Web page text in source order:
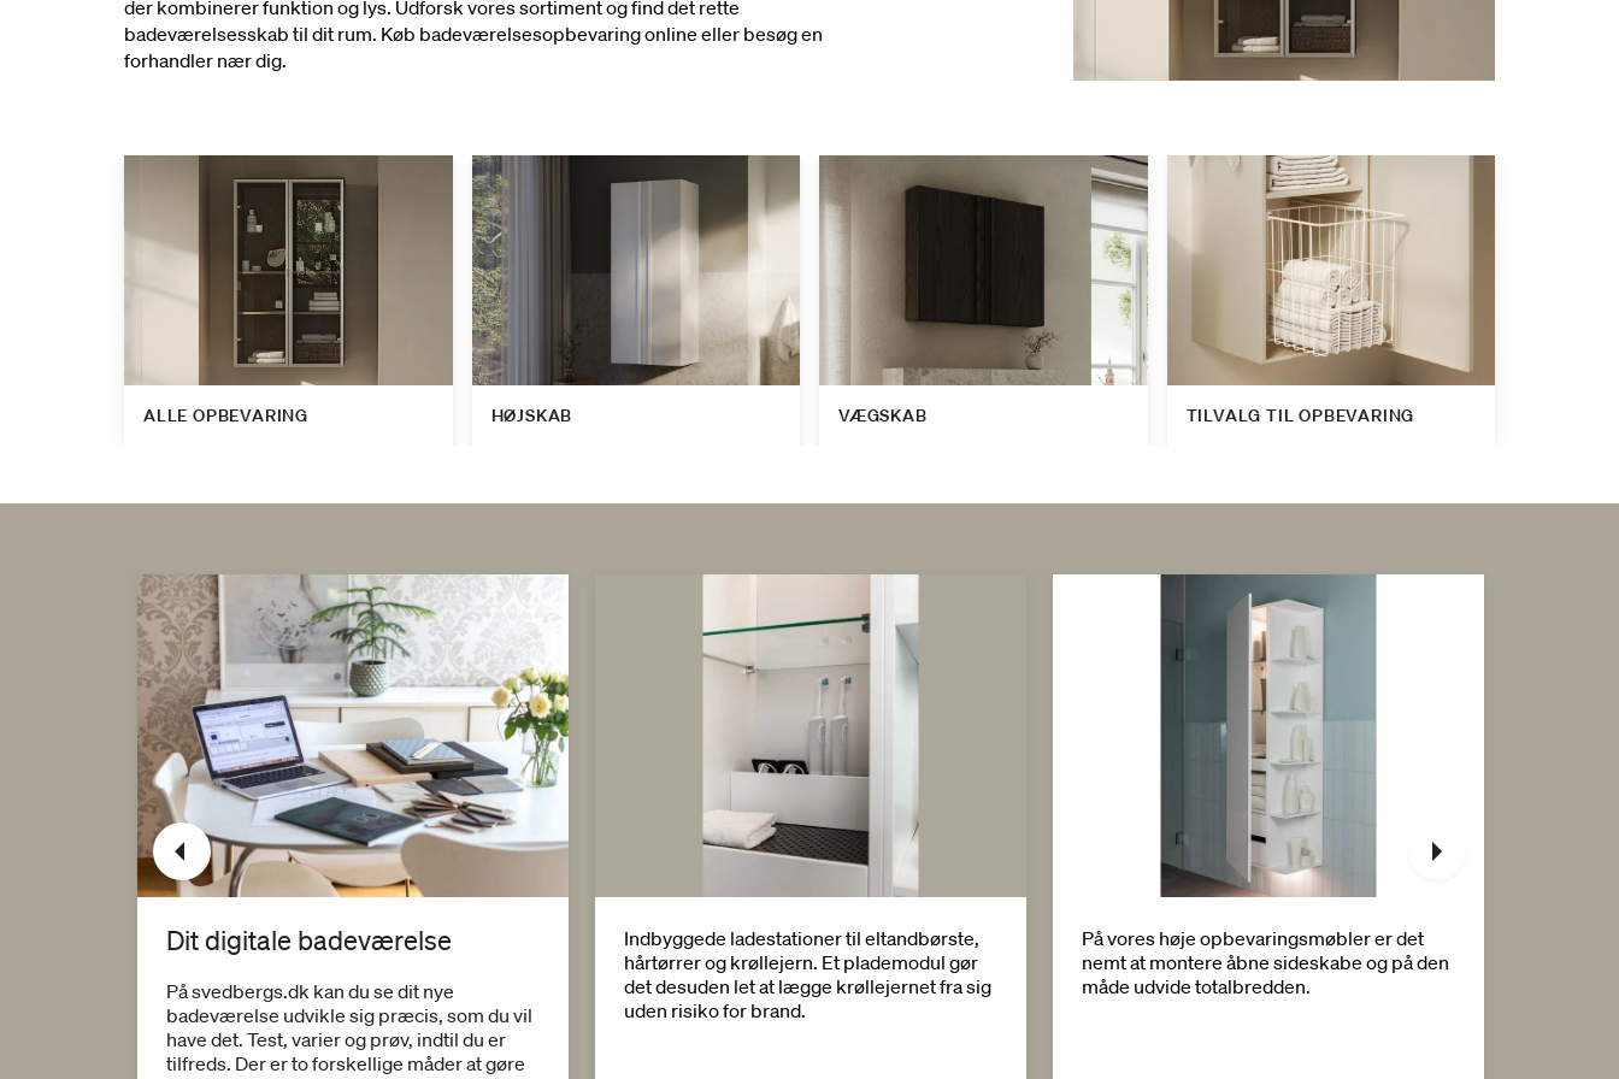
der kombinerer funktion og lys. Udforsk vores sortiment og find det rette
badeværelsesskab til dit rum. Køb badeværelsesopbevaring online eller besøg en
forhandler nær dig.
ALLE OPBEVARING HØJSKAB VÆGSKAB TILVALG TIL OPBEVARING
Dit digitale badeværelse
På svedbergs.dk kan du se dit nye
badeværelse udvikle sig præcis, som du vil
have det. Test, varier og prøv, indtil du er
tilfreds. Der er to forskellige måder at gøre
Indbyggede ladestationer til eltandbørste,
hårtørrer og krøllejern. Et plademodul gør
det desuden let at lægge krøllejernet fra sig
uden risiko for brand.
På vores høje opbevaringsmøbler er det
nemt at montere åbne sideskabe og på den
måde udvide totalbredden.